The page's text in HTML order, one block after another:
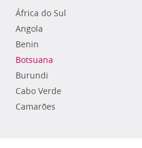
África do Sul
Angola
Benin
Botsuana
Burundi
Cabo Verde
Camarões